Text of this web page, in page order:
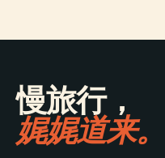
慢旅行，
娓娓道来。